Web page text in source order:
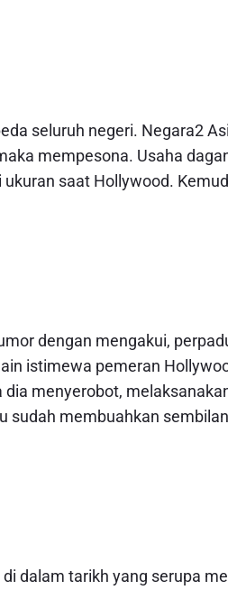
seluruh negeri. Negara2
mempesona. Usaha
saat Hollywood.
dengan mengakui,
istimewa pemeran
menyerobot,
sudah membuahkan
dalam tarikh yang serupa